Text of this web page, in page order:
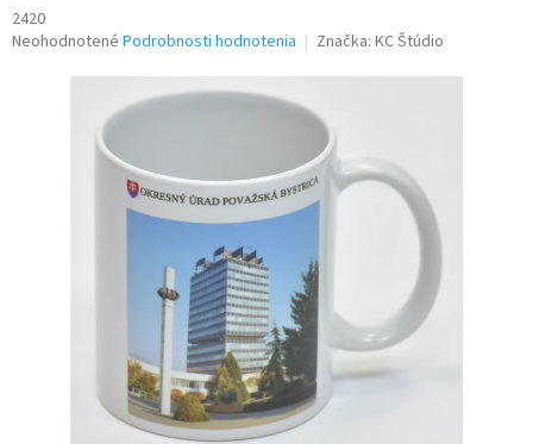
2420
Priemerné
Neohodnotené Podrobnosti hodnotenia Značka: KC Štúdio